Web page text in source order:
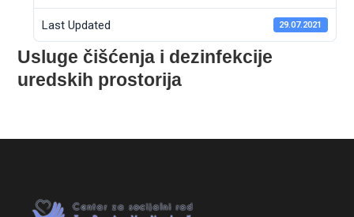
Last Updated 29.07.2021
Usluge čišćenja i dezinfekcije
uredskih prostorija